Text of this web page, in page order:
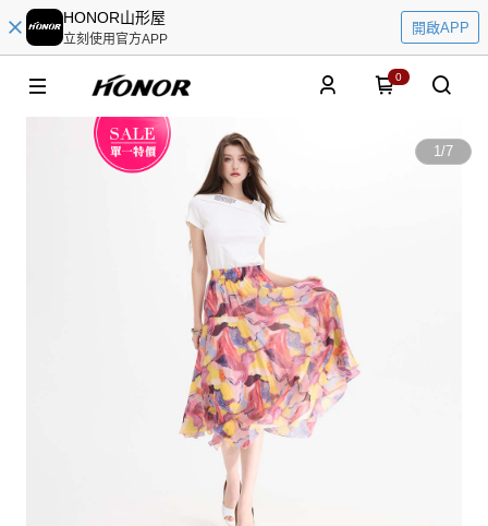
HONOR山形屋
立刻使用官方APP
開啟APP
0
1/7